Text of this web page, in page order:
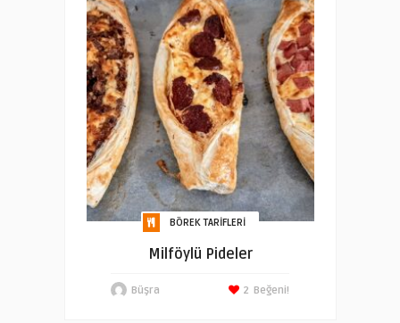
BÖREK TARIFLERI
Milföylü Pideler
Büşra Beğeni!
2